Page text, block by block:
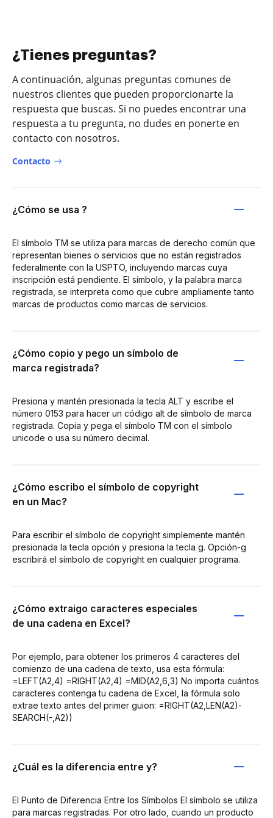
¿Tienes preguntas?
A continuación, algunas preguntas comunes de
nuestros clientes que pueden proporcionarte la
respuesta que buscas. Si no puedes encontrar una
respuesta a tu pregunta, no dudes en ponerte en
contacto con nosotros.
Contacto
¿Cómo se usa ?
El símbolo TM se utiliza para marcas de derecho común que
representan bienes o servicios que no están registrados
federalmente con la USPTO, incluyendo marcas cuya
inscripción está pendiente. El símbolo, y la palabra marca
registrada, se interpreta como que cubre ampliamente tanto
marcas de productos como marcas de servicios.
¿Cómo copio y pego un símbolo de
marca registrada?
Presiona y mantén presionada la tecla ALT y escribe el
número 0153 para hacer un código alt de símbolo de marca
registrada. Copia y pega el símbolo TM con el símbolo
unicode o usa su número decimal.
¿Cómo escribo el símbolo de copyright
en un Mac?
Para escribir el símbolo de copyright simplemente mantén
presionada la tecla opción y presiona la tecla g. Opción-g
escribirá el símbolo de copyright en cualquier programa.
¿Cómo extraigo caracteres especiales
de una cadena en Excel?
Por ejemplo, para obtener los primeros 4 caracteres del
comienzo de una cadena de texto, usa esta fórmula:
=LEFT(A2,4) =RIGHT(A2,4) =MID(A2,6,3) No importa cuántos
caracteres contenga tu cadena de Excel, la fórmula solo
extrae texto antes del primer guion: =RIGHT(A2,LEN(A2)-
SEARCH(-,A2))
¿Cuál es la diferencia entre y?
El Punto de Diferencia Entre los Símbolos El símbolo se utiliza
para marcas registradas. Por otro lado, cuando un producto